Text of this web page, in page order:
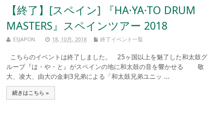
【終了】[スペイン] 『HA·YA·TO DRUM
MASTERS』スペインツアー 2018
ESJAPON 18, 10月, 2018 終了イベント一覧
こちらのイベントは終了しました。 25ヶ国以上を魅了した和太鼓グ
ループ『は・や・と』がスペインの地に和太鼓の音を響かせる 敬
大、凌大、由大の金刺3兄弟による「和太鼓兄弟ユニッ ...
続きはこちら »